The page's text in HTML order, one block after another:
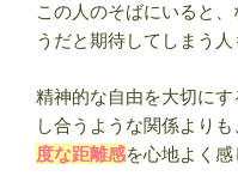
名
人
ま
め
【誕
この人のそばにいると
うだと期待してしまう人
精神的な自由を大切に
し合うような関係よりも
度な距離感を心地よく感